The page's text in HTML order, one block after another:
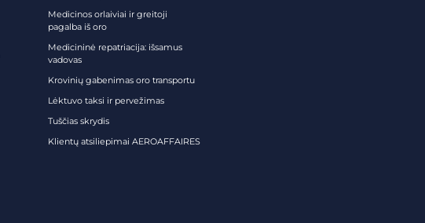
Medicinos orlaiviai ir greitoji
pagalba iš oro
Medicininė repatriacija: išsamus
vadovas
Krovinių gabenimas oro transportu
Lėktuvo taksi ir pervežimas
Tuščias skrydis
Klientų atsiliepimai AEROAFFAIRES